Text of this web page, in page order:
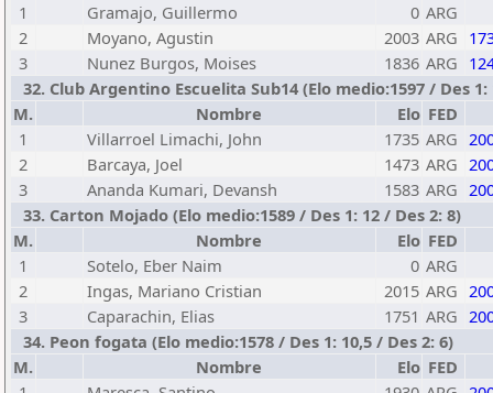
1
Gramajo, Guillermo 0 ARG
2
Moyano, Agustin 2003 ARG
3
Nunez Burgos, Moises 1836 ARG
32. Club Argentino Escuelita Sub14 (Elo medio:1597 / Des 1:
M.
Nombre Elo FED
1
Villarroel Limachi, John 1735 ARG
2
Barcaya, Joel 1473 ARG
3
Ananda Kumari, Devansh 1583 ARG
33. Carton Mojado (Elo medio:1589 / Des 1: 12 / Des 2: 8)
M.
Nombre Elo FED
1
Sotelo, Eber Naim 0 ARG
2
Ingas, Mariano Cristian 2015 ARG
3
Caparachin, Elias 1751 ARG
34. Peon fogata (Elo medio:1578 / Des 1: 10,5 / Des 2: 6)
M.
Nombre Elo FED